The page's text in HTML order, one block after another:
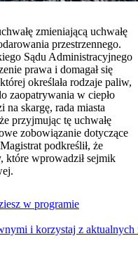
zmieniającą uchwałę
przestrzennego.
Sądu Administracyjnego
prawa i domagał się
określała rodzaje paliw,
zaopatrywania w ciepło
skargę, rada miasta
przyjmując tę uchwałę
zobowiązanie dotyczące
podkreślił, że
które wprowadził sejmik
w programie
i korzystaj z aktualnych